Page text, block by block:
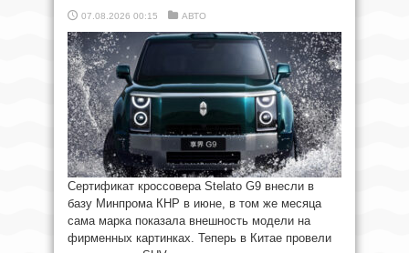
07.08.2026 00:15 АВТО
Сертификат кроссовера Stelato G9 внесли в
базу Минпрома КНР в июне, в том же месяца
сама марка показала внешность модели на
фирменных картинках. Теперь в Китае провели